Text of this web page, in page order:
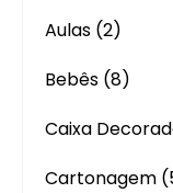
Aulas (2)
Bebês (8)
Caixa
Cartonagem